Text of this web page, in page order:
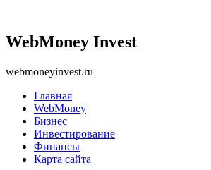
WebMoney Invest
webmoneyinvest.ru
Главная
WebMoney
Бизнес
Инвестирование
Финансы
Карта сайта